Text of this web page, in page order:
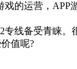
运营，APP
备受青睐。
值呢?